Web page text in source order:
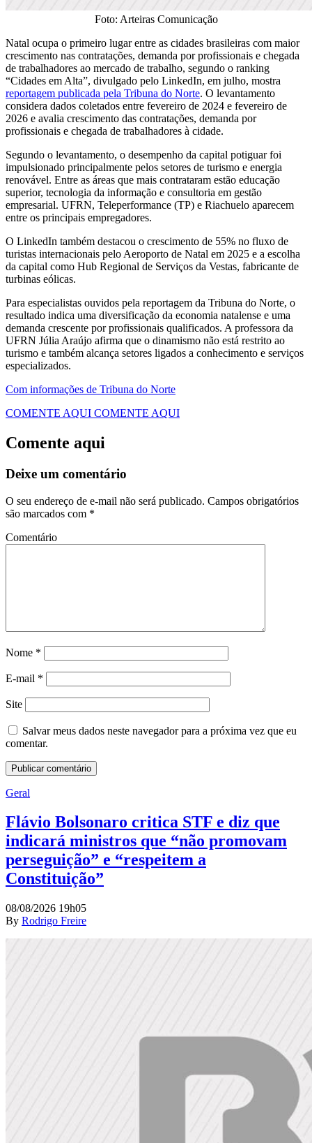
Foto: Arteiras Comunicação
Natal ocupa o primeiro lugar entre as cidades brasileiras com maior
crescimento nas contratações, demanda por profissionais e chegada
de trabalhadores ao mercado de trabalho, segundo o ranking
“Cidades em Alta”, divulgado pelo LinkedIn, em julho, mostra
reportagem publicada pela Tribuna do Norte. O levantamento
considera dados coletados entre fevereiro de 2024 e fevereiro de
2026 e avalia crescimento das contratações, demanda por
profissionais e chegada de trabalhadores à cidade.
Segundo o levantamento, o desempenho da capital potiguar foi
impulsionado principalmente pelos setores de turismo e energia
renovável. Entre as áreas que mais contrataram estão educação
superior, tecnologia da informação e consultoria em gestão
empresarial. UFRN, Teleperformance (TP) e Riachuelo aparecem
entre os principais empregadores.
O LinkedIn também destacou o crescimento de 55% no fluxo de
turistas internacionais pelo Aeroporto de Natal em 2025 e a escolha
da capital como Hub Regional de Serviços da Vestas, fabricante de
turbinas eólicas.
Para especialistas ouvidos pela reportagem da Tribuna do Norte, o
resultado indica uma diversificação da economia natalense e uma
demanda crescente por profissionais qualificados. A professora da
UFRN Júlia Araújo afirma que o dinamismo não está restrito ao
turismo e também alcança setores ligados a conhecimento e serviços
especializados.
Com informações de Tribuna do Norte
COMENTE AQUI COMENTE AQUI
Comente aqui
Deixe um comentário
O seu endereço de e-mail não será publicado. Campos obrigatórios
são marcados com *
Comentário
Nome *
E-mail *
Site
Salvar meus dados neste navegador para a próxima vez que eu
comentar.
Geral
Flávio Bolsonaro critica STF e diz que
indicará ministros que “não promovam
perseguição” e “respeitem a
Constituição”
08/08/2026 19h05
By Rodrigo Freire